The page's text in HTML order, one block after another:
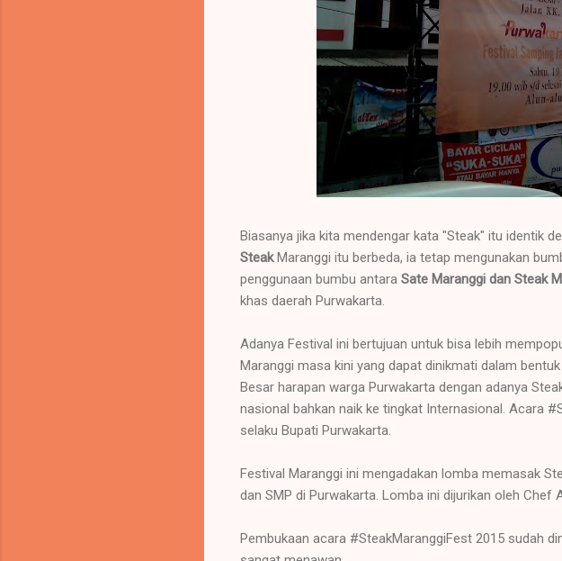
Biasanya jika kita mendengar kata "Steak" itu identik
SteakMaranggi itu berbeda, ia tetap mengunakan
penggunaan bumbu antara Sate Maranggi dan Steak
khas daerah Purwakarta.
Adanya Festival ini bertujuan untuk bisa lebih
Maranggi masa kini yang dapat dinikmati dalam
Besar harapan warga Purwakarta dengan adanya
nasional bahkan naik ke tingkat Internasional. Acara
selaku Bupati Purwakarta.
Festival Maranggi ini mengadakan lomba memasak
dan SMP di Purwakarta. Lomba ini dijurikan oleh Chef
Pembukaan acara #SteakMaranggiFest 2015 sudah